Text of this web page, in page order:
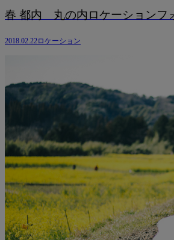
春 都内 丸の内ロケーションフ
2018.02.22ロケーション